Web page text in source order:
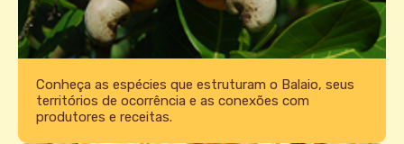
Conheça as espécies que estruturam o Balaio, seus
territórios de ocorrência e as conexões com
produtores e receitas.